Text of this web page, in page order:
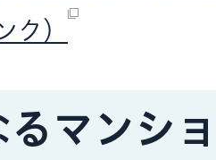
ク）
るマンシ